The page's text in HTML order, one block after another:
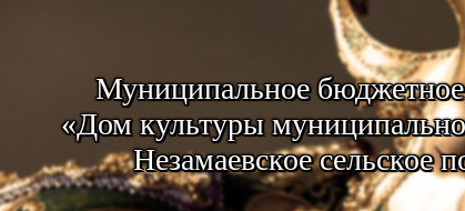
Муниципальное
«Дом культуры
Незамаевское сельское